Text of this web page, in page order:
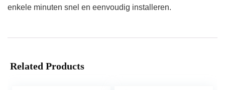
enkele minuten snel en eenvoudig installeren.
Related Products